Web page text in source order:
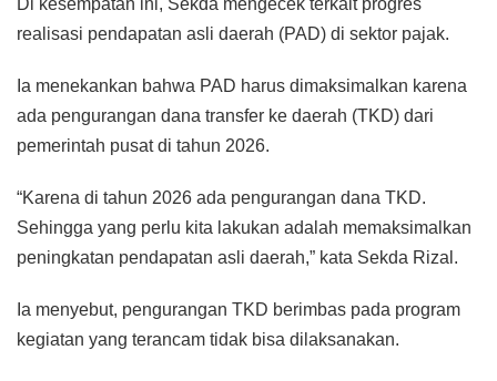
Di kesempatan ini, Sekda mengecek terkait progres
realisasi pendapatan asli daerah (PAD) di sektor pajak.
Ia menekankan bahwa PAD harus dimaksimalkan karena
ada pengurangan dana transfer ke daerah (TKD) dari
pemerintah pusat di tahun 2026.
“Karena di tahun 2026 ada pengurangan dana TKD.
Sehingga yang perlu kita lakukan adalah memaksimalkan
peningkatan pendapatan asli daerah,” kata Sekda Rizal.
Ia menyebut, pengurangan TKD berimbas pada program
kegiatan yang terancam tidak bisa dilaksanakan.